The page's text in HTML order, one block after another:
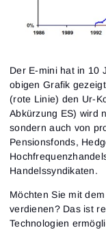
Der E-mini hat in 10
obigen Grafik
(rote Linie) den Ur-
Abkürzung ES) wird
sondern auch von
Pensionsfonds,
Handelssyndikaten.
Möchten Sie mit
verdienen? Das ist
Technologien